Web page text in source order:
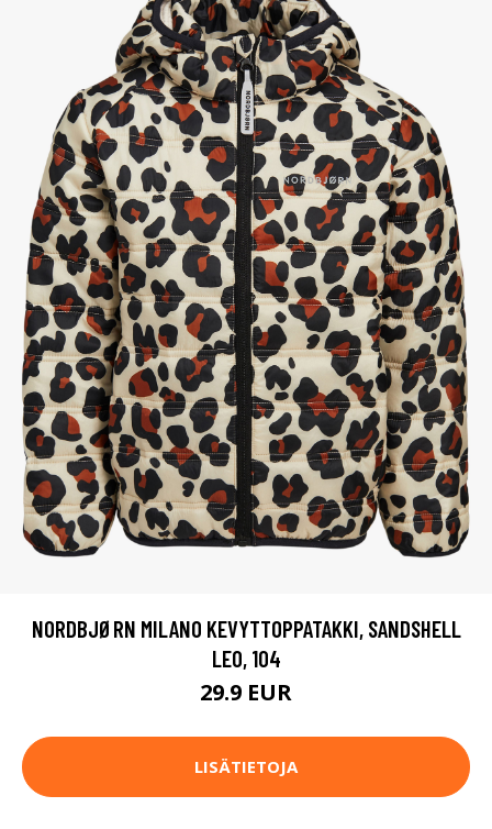
NORDBJØRN MILANO KEVYTTOPPATAKKI, SANDSHELL
LEO, 104
29.9 EUR
LISÄTIETOJA